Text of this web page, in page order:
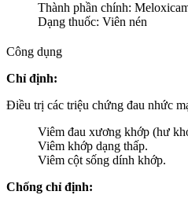
Thành phần chính:
Dạng thuốc: Viên nén
Công dụng
Chỉ định:
Điều trị các triệu chứng đau nhức
Viêm đau xương khớp (hư
Viêm khớp dạng thấp.
Viêm cột sống dính khớp.
Chống chỉ định: